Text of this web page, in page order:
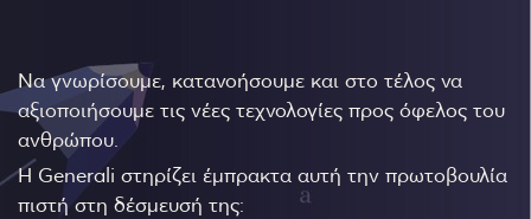
Να γνωρίσουμε, κατανοήσουμε και στο τέλος να
αξιοποιήσουμε τις νέες τεχνολογίες προς όφελος του
ανθρώπου.
Η Generali στηρίζει έμπρακτα αυτή την πρωτοβουλία
πιστή στη δέσμευσή της: